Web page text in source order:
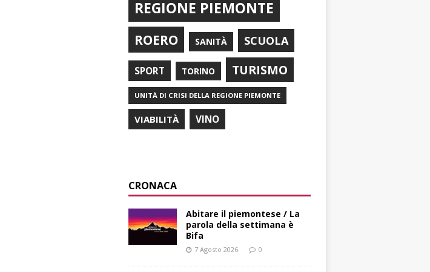
REGIONE PIEMONTE
ROERO SANITÀ SCUOLA
SPORT TORINO TURISMO
UNITÀ DI CRISI DELLA REGIONE PIEMONTE
VIABILITÀ VINO
CRONACA
Abitare il piemontese / La
parola della settimana è
Bifa
7 Agosto 2026 0